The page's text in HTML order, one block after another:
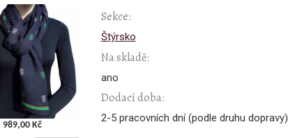
989,00 Kč
Sekce:
Štýrsko
Na skladě:
ano
Dodací doba:
2-5 pracovních dní (podle druhu dopravy)